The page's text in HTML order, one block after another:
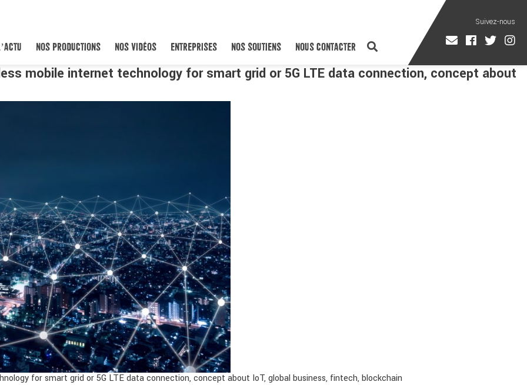
NOS PRODUCTIONS NOS VIDÉOS ENTREPRISES NOS SOUTIENS NOUS CONTACTER
mobile internet technology for smart grid or 5G LTE data connection, concept about
for smart grid or 5G LTE data connection, concept about IoT, global business, fintech, blockchain